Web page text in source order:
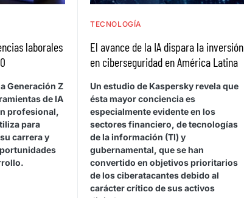
laborales
Generación Z
de IA
profesional,
para
carrera y
TECNOLOGÍA
El avance de la IA dispara la inversión
en ciberseguridad en América Latina
Un estudio de Kaspersky revela que
ésta mayor conciencia es
especialmente evidente en los
sectores financiero, de tecnologías
de la información (TI) y
gubernamental, que se han
convertido en objetivos prioritarios
de los ciberatacantes debido al
carácter crítico de sus activos